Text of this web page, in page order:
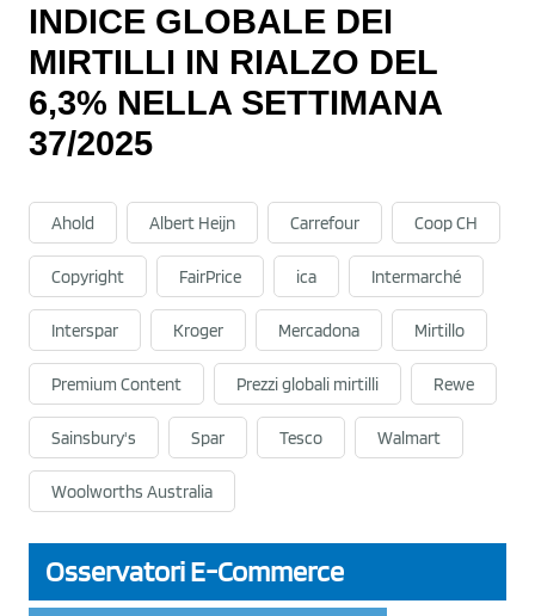
INDICE GLOBALE DEI
MIRTILLI IN RIALZO DEL
6,3% NELLA SETTIMANA
37/2025
Ahold Albert Heijn Carrefour Coop CH
Copyright FairPrice ica Intermarché
Interspar Kroger Mercadona Mirtillo
Premium Content Prezzi globali mirtilli Rewe
Sainsbury's Spar Tesco Walmart
Woolworths Australia
Osservatori E-Commerce